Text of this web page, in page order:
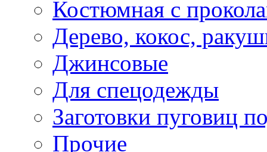
Костюмная с
Дерево, кокос,
Джинсовые
Для спецодежды
Заготовки пуговиц
Прочие